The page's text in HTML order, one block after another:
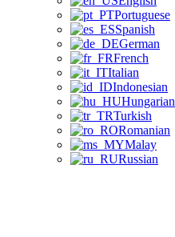
Portuguese
Spanish
German
French
Italian
Indonesian
Hungarian
Turkish
Romanian
Malay
Russian